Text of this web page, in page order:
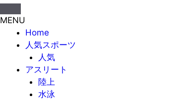
MENU
Home
人気スポーツ
人気
アスリート
陸上
水泳